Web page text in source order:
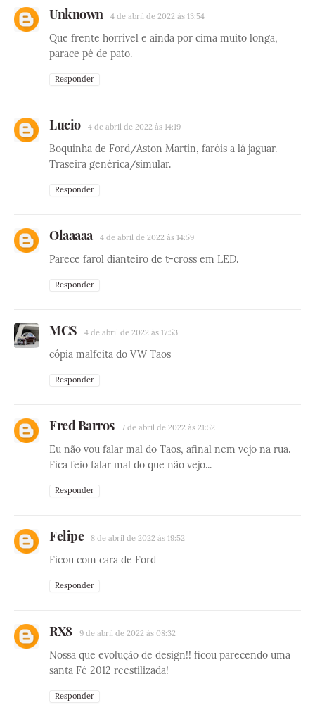
Unknown 4 de abril de 2022 às 13:54
Que frente horrível e ainda por cima muito longa,
parace pé de pato.
Responder
Lucio 4 de abril de 2022 às 14:19
Boquinha de Ford/Aston Martin, faróis a lá jaguar.
Traseira genérica/simular.
Responder
Olaaaaa 4 de abril de 2022 às 14:59
Parece farol dianteiro de t-cross em LED.
Responder
MCS 4 de abril de 2022 às 17:53
cópia malfeita do VW Taos
Responder
Fred Barros 7 de abril de 2022 às 21:52
Eu não vou falar mal do Taos, afinal nem vejo na rua.
Fica feio falar mal do que não vejo...
Responder
Felipe 8 de abril de 2022 às 19:52
Ficou com cara de Ford
Responder
RX8 9 de abril de 2022 às 08:32
Nossa que evolução de design!! ficou parecendo uma
santa Fé 2012 reestilizada!
Responder